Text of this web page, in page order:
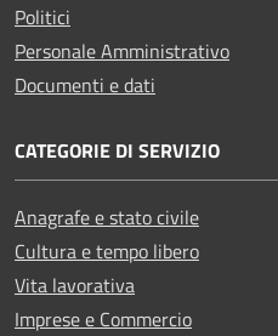
Politici
Personale Amministrativo
Documenti e dati
CATEGORIE DI SERVIZIO
Anagrafe e stato civile
Cultura e tempo libero
Vita lavorativa
Imprese e Commercio